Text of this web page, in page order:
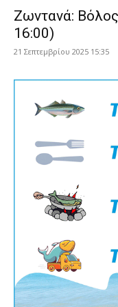
Ζωντανά:
16:00)
21 Σεπτεμβρίου 2025 15:35